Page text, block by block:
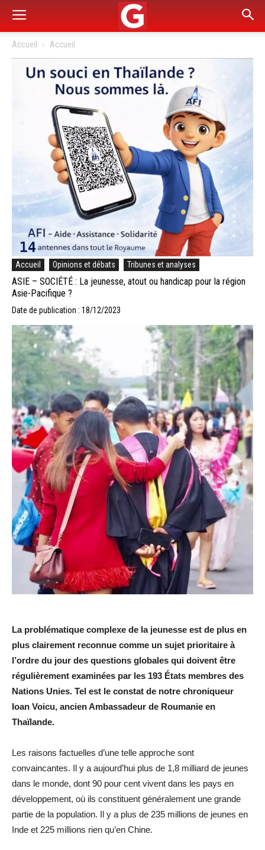
Accueil Accueil
Accueil Opinions et débats Tribunes et analyses
ASIE – SOCIÉTÉ : La jeunesse, atout ou handicap pour la région
Asie-Pacifique ?
Date de publication : 18/12/2023
La problématique complexe de la jeunesse est de plus en
plus clairement reconnue comme un sujet prioritaire à
l’ordre du jour des questions globales qui doivent être
régulièrement examinées par les 193 États membres des
Nations Unies. Tel est le constat de notre chroniqueur
Ioan Voicu, ancien Ambassadeur de Roumanie en
Thaïlande.
Les raisons factuelles d’une telle approche sont
convaincantes. Il y a aujourd’hui plus de 1,8 milliard de jeunes
dans le monde, dont 90 pour cent vivent dans les pays en
développement, où ils constituent généralement une grande
partie de la population. Il y a plus de 235 millions de jeunes en
Inde et 225 millions rien qu’en Chine.